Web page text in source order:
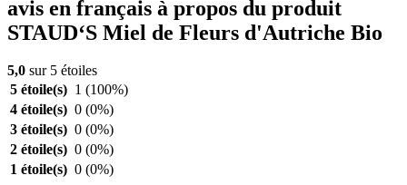
avis en français à propos du produit
STAUD‘S Miel de Fleurs d'Autriche Bio
5,0 sur 5 étoiles
5 étoile(s) 1 (100%)
4 étoile(s) 0 (0%)
3 étoile(s) 0 (0%)
2 étoile(s) 0 (0%)
1 étoile(s) 0 (0%)